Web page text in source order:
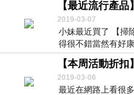
2019-03-07
小妹最近買了 【掃
得很不錯當然有好
小...
2019-03-06
最近在網路上看很